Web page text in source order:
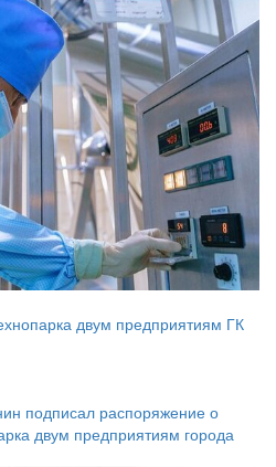
двум предприятиям ГК
подписал распоряжение о
двум предприятиям города